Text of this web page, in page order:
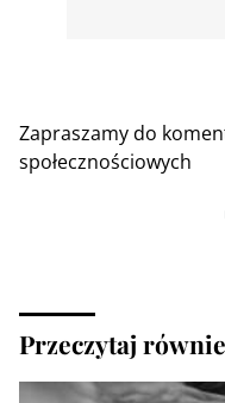
Zapraszamy do
społecznościowych
Przeczytaj